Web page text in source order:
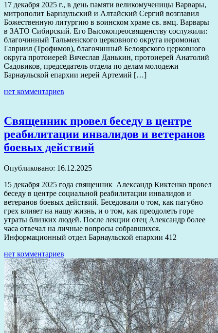
17 декабря 2025 г., в день памяти великомученицы Варвары,
митрополит Барнаульский и Алтайский Сергий возглавил
Божественную литургию в воинском храме св. вмц. Варвары
в ЗАТО Сибирский. Его Высокопреосвященству сослужили:
благочинный Тальменского церковного округа иеромонах
Гавриил (Трофимов), благочинный Белоярского церковного
округа протоиерей Вячеслав Данькин, протоиерей Анатолий
Садовиков, председатель отдела по делам молодежи
Барнаульской епархии иерей Артемий […]
нет комментариев
Священник провел беседу в центре
реабилитации инвалидов и ветеранов
боевых действий
Опубликовано: 16.12.2025
15 декабря 2025 года священник Александр Киктенко провел
беседу в центре социальной реабилитации инвалидов и
ветеранов боевых действий. Беседовали о том, как пагубно
грех влияет на нашу жизнь, и о том, как преодолеть горе
утраты близких людей. После лекции отец Александр более
часа отвечал на личные вопросы собравшихся.
Информационный отдел Барнаульской епархии 412
нет комментариев